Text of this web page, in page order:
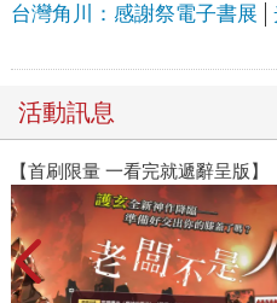
台灣角川：感謝祭電子書展
活動訊息
春光ｘ奇幻基地｜全書系展